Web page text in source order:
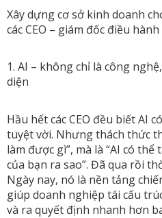
Xây dựng cơ sở kinh doanh
các CEO – giám đốc điều hành
1. AI – không chỉ là công
diện
Hầu hết các CEO đều biết AI
tuyệt vời. Nhưng thách thức
làm được gì”, mà là “AI có
của bạn ra sao”. Đã qua rồi
Ngày nay, nó là nền tảng
giúp doanh nghiệp tái cấu
và ra quyết định nhanh hơn